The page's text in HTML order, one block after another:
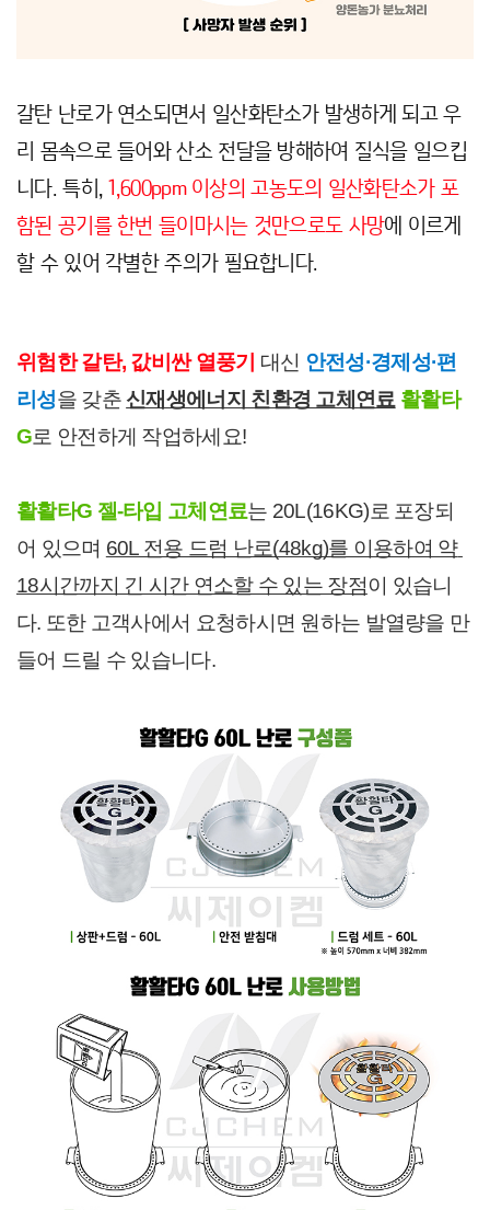
갈탄 난로가 연소되면서 일산화탄소가 발생하게 되고 우
리 몸속으로 들어와 산소 전달을 방해하여 질식을 일으킵
니다. 특히,1,600ppm 이상의 고농도의 일산화탄소가 포
함된 공기를 한번 들이마시는 것만으로도 사망에 이르게
할 수 있어 각별한 주의가 필요합니다.
위험한 갈탄, 값비싼 열풍기 대신 안전성·경제성·편
리성을 갖춘 신재생에너지 친환경 고체연료 활활타
G로 안전하게 작업하세요!
활활타G 젤-타입 고체연료는 20L(16KG)로 포장되
어 있으며 60L 전용 드럼 난로(48kg)를 이용하여 약
18시간까지 긴 시간 연소할 수 있는 장점이 있습니
다. 또한 고객사에서 요청하시면 원하는 발열량을 만
들어 드릴 수 있습니다.